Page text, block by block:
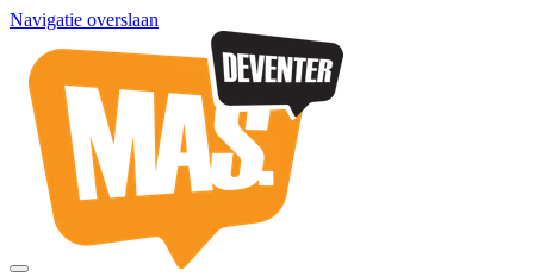
Navigatie overslaan